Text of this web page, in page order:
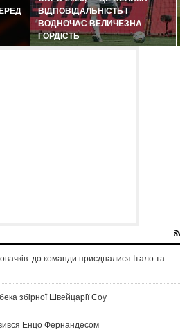
ВІДПОВІДАЛЬНІСТЬ І
ВОДНОЧАС ВЕЛИЧЕЗНА
ГОРДІСТЬ
до команди приєдналися Італо та
збірної Швейцарії Соу
Енцо Фернандесом